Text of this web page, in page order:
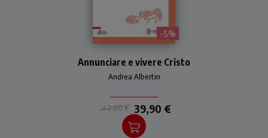
- 5%
non giovannee del Nuovo
Testamento con saggi di
Andrea Albertin
Annunciare e vivere Cristo
42,00 € 39,90 €